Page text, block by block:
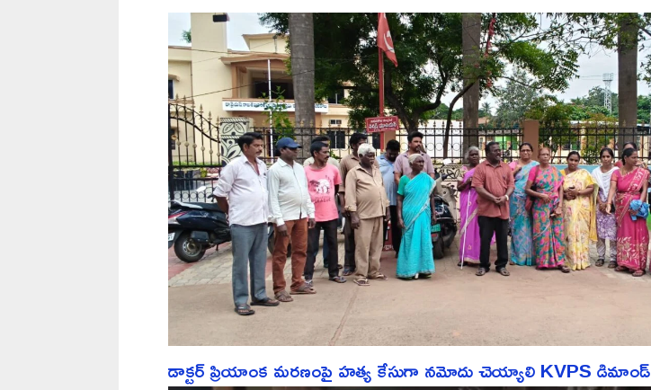
డాక్టర్ ప్రియాంక మరణంపై హత్య కేసుగా నమోదు చెయ్యాలి KVPS డిమాండ్